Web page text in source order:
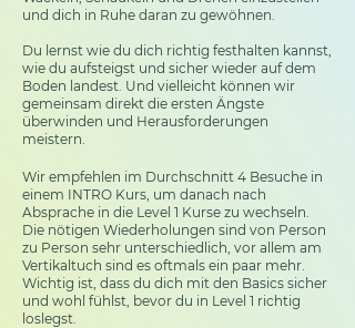
und dich in Ruhe daran zu gewöhnen.
Du lernst wie du dich richtig festhalten kannst,
wie du aufsteigst und sicher wieder auf dem
Boden landest. Und vielleicht können wir
gemeinsam direkt die ersten Ängste
überwinden und Herausforderungen
meistern.
Wir empfehlen im Durchschnitt 4 Besuche in
einem INTRO Kurs, um danach nach
Absprache in die Level 1 Kurse zu wechseln.
Die nötigen Wiederholungen sind von Person
zu Person sehr unterschiedlich, vor allem am
Vertikaltuch sind es oftmals ein paar mehr.
Wichtig ist, dass du dich mit den Basics sicher
und wohl fühlst, bevor du in Level 1 richtig
loslegst.